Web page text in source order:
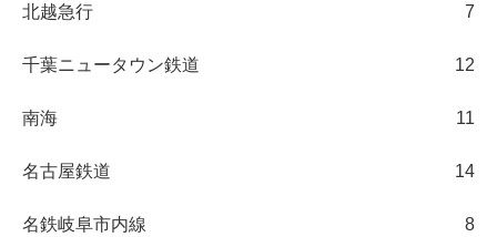
北越急行 7
千葉ニュータウン鉄道 12
南海 11
名古屋鉄道 14
名鉄岐阜市内線 8